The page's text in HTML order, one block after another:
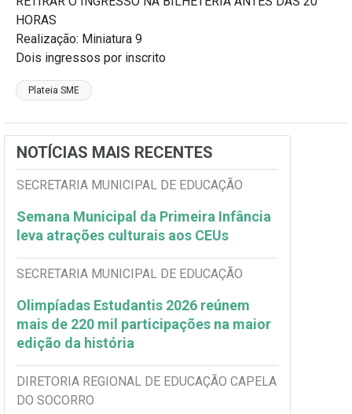
HORAS
Realização: Miniatura 9
Dois ingressos por inscrito
Plateia SME
NOTÍCIAS MAIS RECENTES
SECRETARIA MUNICIPAL DE EDUCAÇÃO
Semana Municipal da Primeira Infância
leva atrações culturais aos CEUs
SECRETARIA MUNICIPAL DE EDUCAÇÃO
Olimpíadas Estudantis 2026 reúnem
mais de 220 mil participações na maior
edição da história
DIRETORIA REGIONAL DE EDUCAÇÃO CAPELA
DO SOCORRO